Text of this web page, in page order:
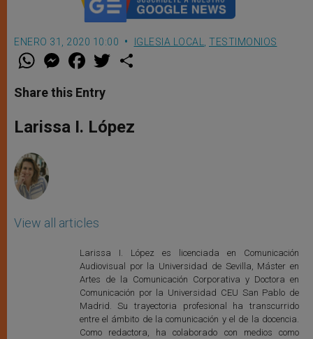
ENERO 31, 2020 10:00 IGLESIA LOCAL TESTIMONIOS
W
t
s
p
p
M
e
s
e
g
e
F
a
e
b
o
k
w
r
Share this Entry
Larissa I. López
View all articles
Larissa I. López es licenciada en Comunicación
Audiovisual por la Universidad de Sevilla, Máster en
Artes de la Comunicación Corporativa y Doctora en
Comunicación por la Universidad CEU San Pablo de
Madrid. Su trayectoria profesional ha transcurrido
entre el ámbito de la comunicación y el de la docencia.
Como redactora, ha colaborado con medios como